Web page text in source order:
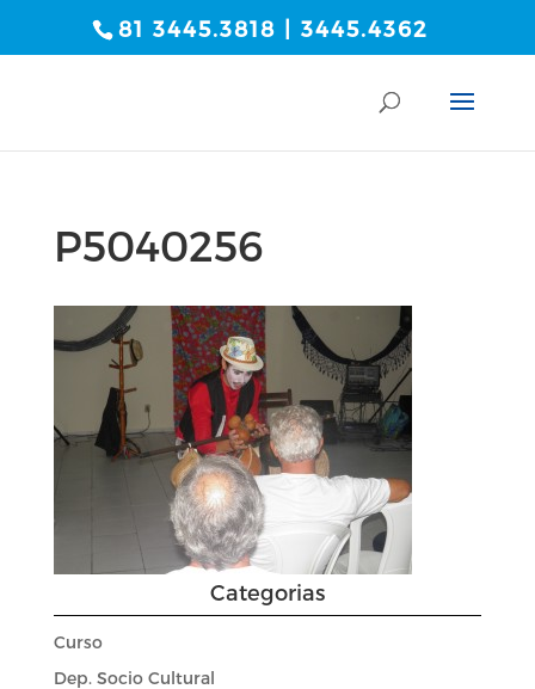
81 3445.3818 | 3445.4362
P5040256
Categorias
Curso
Dep. Socio Cultural